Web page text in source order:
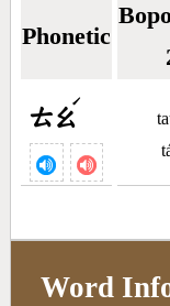
Phonetic
ㄊㄠ
ˊ
Word